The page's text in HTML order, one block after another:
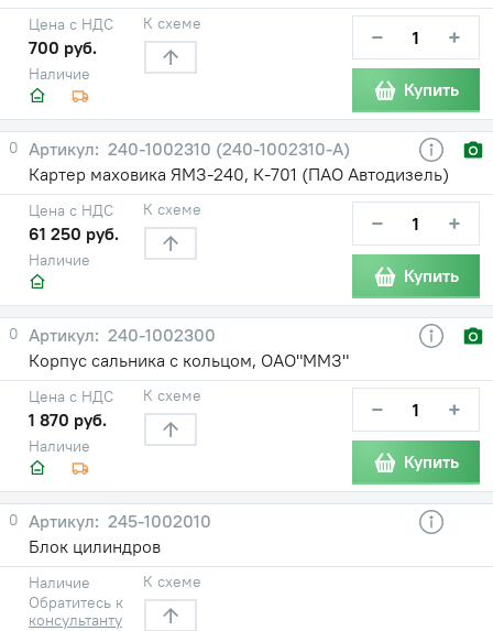
Наличие
Цена с НДС
700 руб.
К схеме − +
Купить
0
240-1002310 (240-1002310-А)
Картер маховика ЯМЗ-240, К-701 (ПАО Автодизель)
Наличие
Цена с НДС
61 250 руб.
К схеме − +
Купить
0
240-1002300
Корпус сальника с кольцом, ОАО"ММЗ"
Наличие
Цена с НДС
1 870 руб.
К схеме − +
Купить
0
245-1002010
Блок цилиндров
Наличие
Обратитесь к
консультанту
К схеме